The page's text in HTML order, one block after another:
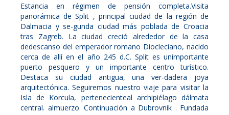
Estancia en régimen de pensión completa.Visita
panorámica de Split , principal ciudad de la región de
Dalmacia y se-gunda ciudad más poblada de Croacia
tras Zagreb. La ciudad creció alrededor de la casa
dedescanso del emperador romano Diocleciano, nacido
cerca de allí en el año 245 d.C. Split es unimportante
puerto pesquero y un importante centro turístico.
Destaca su ciudad antigua, una ver-dadera joya
arquitectónica. Seguiremos nuestro viaje para visitar la
Isla de Korcula, pertenecienteal archipiélago dálmata
central. almuerzo. Continuación a Dubrovnik . Fundada